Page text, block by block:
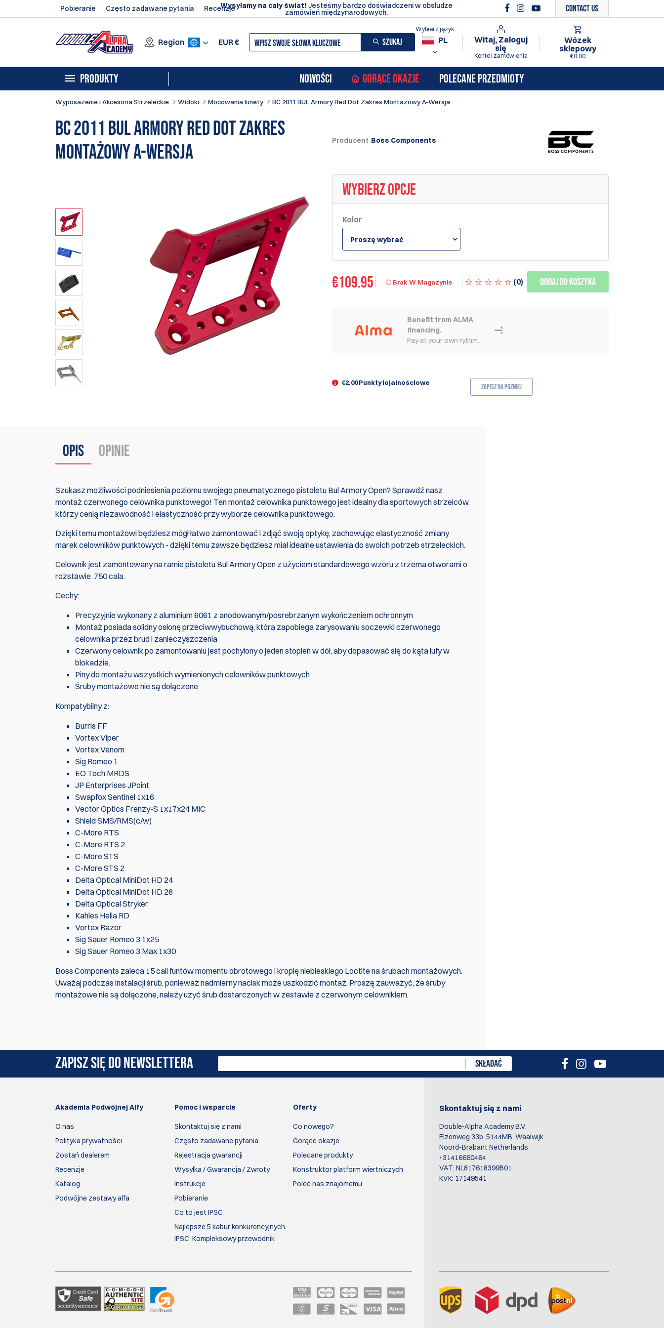
Pobieranie Często zadawane pytania RecenzjeWysyłamy na cały świat! Jesteśmy bardzo doświadczeni w obsłudze
zamówień międzynarodowych. Contact Us
Region EUR€ SZUKAJ PL
Wybierz język
Witaj, Zaloguj
się
Konto i zamówienia
Wózek
sklepowy
€0.00
PRODUKTY NOWOŚCI GORĄCE OKAZJE POLECANE PRZEDMIOTY
Wyposażenie i Akcesoria Strzeleckie Widoki Mocowania lunety BC 2011 BUL Armory Red Dot Zakres Montażowy A-Wersja
BC 2011 BUL Armory Red Dot Zakres
Montażowy A-Wersja
Producent Boss Components
WYBIERZ OPCJE
Kolor
Proszę wybrać
€109.95 Brak W Magazynie (0) Dodaj do koszyka
Benefit from ALMA
financing.
Pay at your own rythm.
€2.00 Punkty lojalnościowe Zapisz na później
Opis Opinie
Szukasz możliwości podniesienia poziomu swojego pneumatycznego pistoletu Bul Armory Open? Sprawdź nasz
montaż czerwonego celownika punktowego! Ten montaż celownika punktowego jest idealny dla sportowych strzelców,
którzy cenią niezawodność i elastyczność przy wyborze celownika punktowego.
Dzięki temu montażowi będziesz mógł łatwo zamontować i zdjąć swoją optykę, zachowując elastyczność zmiany
marek celowników punktowych - dzięki temu zawsze będziesz miał idealne ustawienia do swoich potrzeb strzeleckich.
Celownik jest zamontowany na ramie pistoletu Bul Armory Open z użyciem standardowego wzoru z trzema otworami o
rozstawie .750 cala.
Cechy:
Precyzyjnie wykonany z aluminium 6061 z anodowanym/posrebrzanym wykończeniem ochronnym
Montaż posiada solidny osłonę przeciwwybuchową, która zapobiega zarysowaniu soczewki czerwonego
celownika przez brud i zanieczyszczenia
Czerwony celownik po zamontowaniu jest pochylony o jeden stopień w dół, aby dopasować się do kąta lufy w
blokadzie.
Piny do montażu wszystkich wymienionych celowników punktowych
Śruby montażowe nie są dołączone
Kompatybilny z:
Burris FF
Vortex Viper
Vortex Venom
Sig Romeo 1
EO Tech MRDS
JP Enterprises JPoint
Swapfox Sentinel 1x16
Vector Optics Frenzy-S 1x17x24 MIC
Shield SMS/RMS(c/w)
C-More RTS
C-More RTS 2
C-More STS
C-More STS 2
Delta Optical MiniDot HD 24
Delta Optical MiniDot HD 26
Delta Optical Stryker
Kahles Helia RD
Vortex Razor
Sig Sauer Romeo 3 1x25
Sig Sauer Romeo 3 Max 1x30
Boss Components zaleca 15 cali funtów momentu obrotowego i kroplę niebieskiego Loctite na śrubach montażowych.
Uważaj podczas instalacji śrub, ponieważ nadmierny nacisk może uszkodzić montaż. Proszę zauważyć, że śruby
montażowe nie są dołączone, należy użyć śrub dostarczonych w zestawie z czerwonym celownikiem.
ZAPISZ SIĘ DO NEWSLETTERA SKŁADAĆ
Akademia Podwójnej Alfy
O nas
Polityka prywatności
Zostań dealerem
Recenzje
Katalog
Podwójne zestawy alfa
Pomoc i wsparcie
Skontaktuj się z nami
Często zadawane pytania
Rejestracja gwarancji
Wysyłka / Gwarancja / Zwroty
Instrukcje
Pobieranie
Co to jest IPSC
Najlepsze 5 kabur konkurencyjnych
IPSC: Kompleksowy przewodnik
Oferty
Co nowego?
Gorące okazje
Polecane produkty
Konstruktor platform wiertniczych
Poleć nas znajomemu
Skontaktuj się z nami
Double-Alpha Academy B.V.
Elzenweg 33b, 5144MB, Waalwijk
Noord-Brabant Netherlands
+31416660464
VAT: NL817618399B01
KVK: 17149541